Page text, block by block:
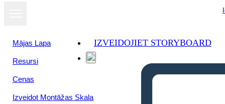
Mājas Lapa
Resursi
Cenas
Izveidot Montāžas Skala
IZVEIDOJIET STORYBOARD